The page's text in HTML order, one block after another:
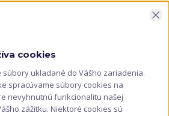
cookies
súbory ukladané do Vášho zariadenia.
spracúvame súbory cookies na
nevyhnutnú funkcionalitu našej
zážitku. Niektoré cookies sú